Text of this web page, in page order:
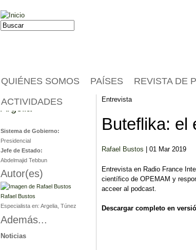
Formulario de búsqueda
Buscar
Entrevista
Buteflika: el
Rafael Bustos | 01 Mar 2019
Entrevista en Radio France
científico de OPEMAM y
acceer al podcast.
Descargar completo en
QUIÉNES SOMOS PAÍSES REVISTA DE
ACTIVIDADES
Argelia
Sistema de Gobierno:
Presidencial
Jefe de Estado:
Abdelmajid Tebbun
Autor(es)
Rafael Bustos
Especialista en: Argelia, Túnez
Además...
Noticias